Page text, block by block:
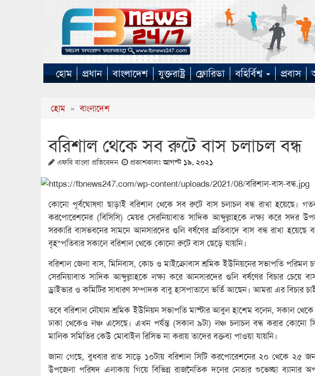
হোম প্রধান বাংলাদেশ যুক্তরাষ্ট্র ফ্লোরিডা বহির্বিশ্ব প্রবাস
হোম » বাংলাদেশ
বরিশাল থেকে সব রুটে বাস চলাচল বন্ধ
এফবি বাংলা প্রতিবেদন প্রকাশকালঃআগস্ট ১৯, ২০২১
কোনো পূর্বঘোষণা ছাড়াই বরিশাল থেকে সব রুটে বাস চলাচল বন্ধ রাখা হয়েছে।
করপোরেশনের (বিসিসি) মেয়র সেরনিয়াবাত সাদিক আব্দুল্লাহকে লক্ষ্য করে সদর
সরকারি বাসভবনের সামনে আনসারদের গুলি বর্ষণের প্রতিবাদে বাস বন্ধ রাখা
বৃহস্পতিবার সকালে বরিশাল থেকে কোনো রুটে বাস ছেড়ে যায়নি।
ব‌রিশাল জেলা বাস, মি‌নিবাস, কোচ ও মাইক্রোবাস শ্র‌মিক ইউনিয়‌নের সভাপতি পরিমল
সেরনিয়াবাত সাদিক আব্দুল্লাহকে লক্ষ্য করে আনসারদের গুলি বর্ষণের বিচার চেয়ে
ড্রাইভার ও কমিটির সাধারণ সম্পাদক বাবু হাসপাতালে ভর্তি আছেন। আমরা এর বিচার
তবে বরিশাল নৌযান শ্রমিক ইউনিয়ন সভাপতি মাস্টার আবুল হাশেম বলেন, সকাল
ঢাকা থেকেও লঞ্চ এসেছে। এখন পর্যন্ত (সকাল ৯টা) লঞ্চ চলাচল বন্ধ করার কোনো
মালিক সমিতির কেউ মোবাইল রিসিভ না করায় তাদের বক্তব্য পাওয়া যায়নি।
জানা গেছে, বুধবার রাত সাড়ে ১০টায় বরিশাল সিটি করপোরেশনের ২০ থেকে ২৫ জন
উপজেলা পরিষদ এলাকায় গিয়ে বিভিন্ন রাজনৈতিক দলের নেতার শুভেচ্ছা